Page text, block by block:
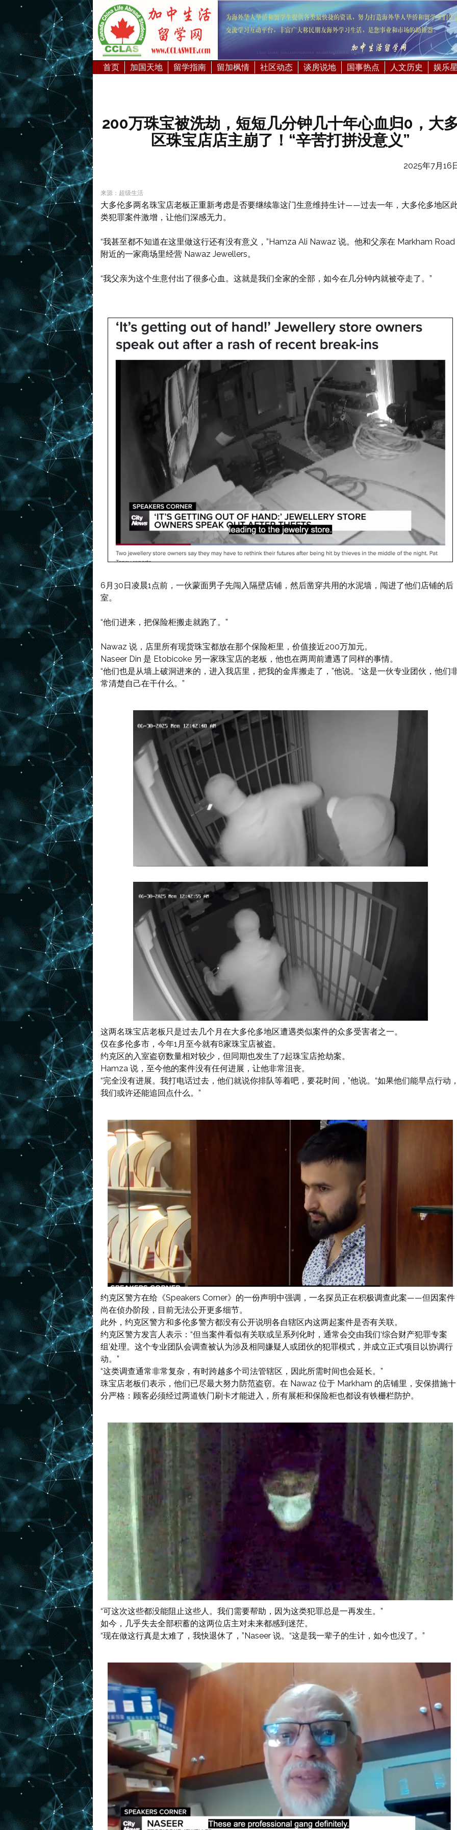
首页 加国天地 留学指南 留加枫情 社区动态 谈房说地 国事热点 人文历史 娱乐
200万珠宝被洗劫，短短几分钟几十年心血归0，大
区珠宝店店主崩了！“辛苦打拼没意义”
2025年7月16
来源：超级生活
大多伦多两名珠宝店老板正重新考虑是否要继续靠这门生意维持生计——过去一年，大多伦多地区
类犯罪案件激增，让他们深感无力。
“我甚至都不知道在这里做这行还有没有意义，”Hamza Ali Nawaz 说。他和父亲在 Markham Road
附近的一家商场里经营 Nawaz Jewellers。
“我父亲为这个生意付出了很多心血。这就是我们全家的全部，如今在几分钟内就被夺走了。”
6月30日凌晨1点前，一伙蒙面男子先闯入隔壁店铺，然后凿穿共用的水泥墙，闯进了他们店铺的后
室。
“他们进来，把保险柜搬走就跑了。”
Nawaz 说，店里所有现货珠宝都放在那个保险柜里，价值接近200万加元。
Naseer Din 是 Etobicoke 另一家珠宝店的老板，他也在两周前遭遇了同样的事情。
“他们也是从墙上破洞进来的，进入我店里，把我的金库搬走了，”他说。“这是一伙专业团伙，他们
常清楚自己在干什么。”
这两名珠宝店老板只是过去几个月在大多伦多地区遭遇类似案件的众多受害者之一。
仅在多伦多市，今年1月至今就有8家珠宝店被盗。
约克区的入室盗窃数量相对较少，但同期也发生了7起珠宝店抢劫案。
Hamza 说，至今他的案件没有任何进展，让他非常沮丧。
“完全没有进展。我打电话过去，他们就说你排队等着吧，要花时间，”他说。“如果他们能早点行动
我们或许还能追回点什么。”
约克区警方在给《Speakers Corner》的一份声明中强调，一名探员正在积极调查此案——但因案件
尚在侦办阶段，目前无法公开更多细节。
此外，约克区警方和多伦多警方都没有公开说明各自辖区内这两起案件是否有关联。
约克区警方发言人表示：“但当案件看似有关联或呈系列化时，通常会交由我们‘综合财产犯罪专案
组’处理。这个专业团队会调查被认为涉及相同嫌疑人或团伙的犯罪模式，并成立正式项目以协调行
动。”
“这类调查通常非常复杂，有时跨越多个司法管辖区，因此所需时间也会延长。”
珠宝店老板们表示，他们已尽最大努力防范盗窃。在 Nawaz 位于 Markham 的店铺里，安保措施十
分严格：顾客必须经过两道铁门刷卡才能进入，所有展柜和保险柜也都设有铁栅栏防护。
“可这次这些都没能阻止这些人。我们需要帮助，因为这类犯罪总是一再发生。”
如今，几乎失去全部积蓄的这两位店主对未来都感到迷茫。
“现在做这行真是太难了，我快退休了，”Naseer 说。“这是我一辈子的生计，如今也没了。”